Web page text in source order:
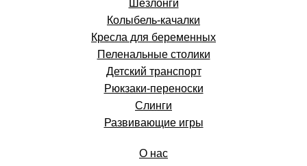
Шезлонги
Колыбель-качалки
Кресла для беременных
Пеленальные столики
Детский транспорт
Рюкзаки-переноски
Слинги
Развивающие игры
О нас